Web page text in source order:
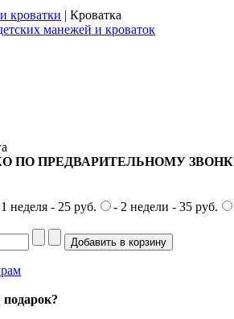
кроватки | Кроватка
манежей и кроваток
ПО ПРЕДВАРИТЕЛЬНОМУ
неделя - 25 руб. - 2 недели - 35 руб.